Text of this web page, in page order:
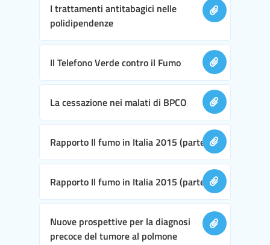
I trattamenti antitabagici nelle
polidipendenze
Il Telefono Verde contro il Fumo
La cessazione nei malati di BPCO
Rapporto Il fumo in Italia 2015 (parte I)
Rapporto Il fumo in Italia 2015 (parte II)
Nuove prospettive per la diagnosi
precoce del tumore al polmone